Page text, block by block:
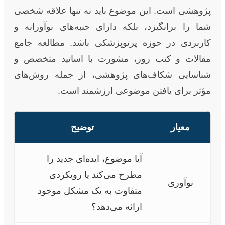
پژوهشی است. این موضوع باید نه تنها علاقه شخصی
شما را برانگیزد، بلکه دارای جنبه‌های نوآورانه و
کاربردی در حوزه پرتوپزشکی باشد. مطالعه جامع
مقالات و کتب روز، مشورت با اساتید متخصص و
شناسایی شکاف‌های پژوهشی، از جمله روش‌های
مؤثر برای یافتن موضوعی ارزشمند است.
معیار توضیح
نوآوری
آیا موضوع، ایده‌ای جدید را
مطرح می‌کند یا رویکردی
متفاوت به یک مشکل موجود
ارائه می‌دهد؟